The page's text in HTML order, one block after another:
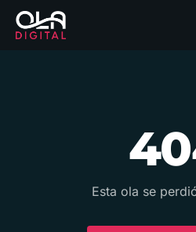
Esta ola se